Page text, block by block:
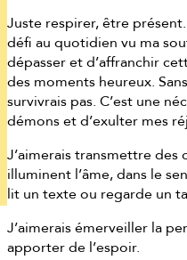
Juste respirer, être
défi au quotidien vu ma
dépasser et d’affranchir
des moments heureux.
survivrais pas. C’est une
démons et d’exulter mes
J’aimerais transmettre des
illuminent l’âme, dans le
lit un texte ou regarde un
J’aimerais émerveiller la
apporter de l’espoir.